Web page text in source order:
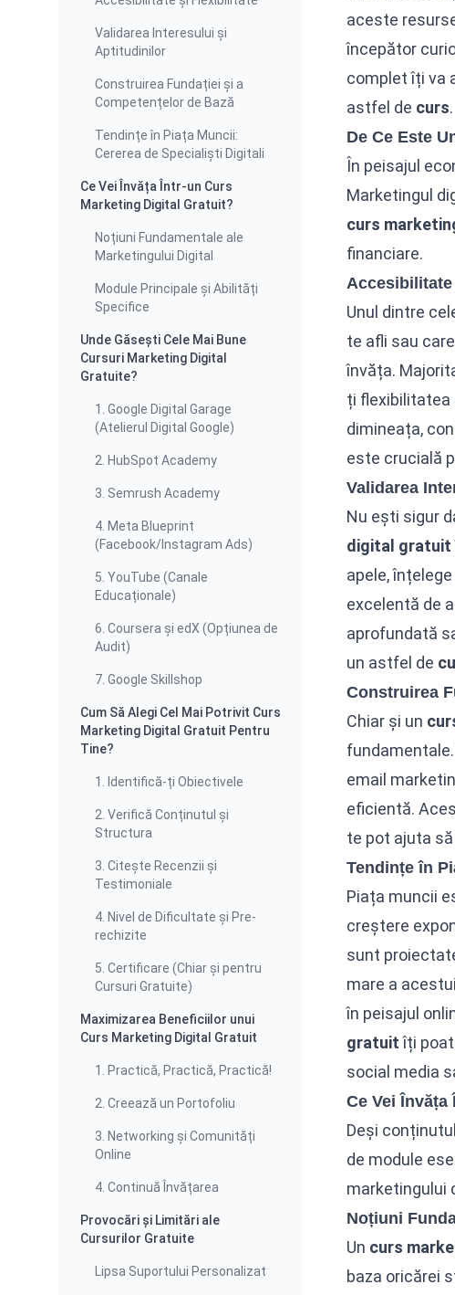
Validarea Interesului și
Aptitudinilor
Construirea Fundației și a
Competențelor de Bază
Tendințe în Piața Muncii:
Cererea de Specialiști Digitali
Ce Vei Învăța Într-un Curs
Marketing Digital Gratuit?
Noțiuni Fundamentale ale
Marketingului Digital
Module Principale și Abilități
Specifice
Unde Găsești Cele Mai Bune
Cursuri Marketing Digital
Gratuite?
1. Google Digital Garage
(Atelierul Digital Google)
2. HubSpot Academy
3. Semrush Academy
4. Meta Blueprint
(Facebook/Instagram Ads)
5. YouTube (Canale
Educaționale)
6. Coursera și edX (Opțiunea de
Audit)
7. Google Skillshop
Cum Să Alegi Cel Mai Potrivit Curs
Marketing Digital Gratuit Pentru
Tine?
1. Identifică-ți Obiectivele
2. Verifică Conținutul și
Structura
3. Citește Recenzii și
Testimoniale
4. Nivel de Dificultate și Pre-
rechizite
5. Certificare (Chiar și pentru
Cursuri Gratuite)
Maximizarea Beneficiilor unui
Curs Marketing Digital Gratuit
1. Practică, Practică, Practică!
2. Creează un Portofoliu
3. Networking și Comunități
Online
4. Continuă Învățarea
Provocări și Limitări ale
Cursurilor Gratuite
Lipsa Suportului Personalizat
aceste
începător
complet îți va
astfel de curs.
De Ce Este
În peisajul
Marketingul
curs
financiare.
Unul dintre
te afli sau
învăța.
ți flexibilitatea
dimineața,
este crucială
Validarea
Nu ești sigur
digital gratuit
apele,
excelentă de
aprofundată
un astfel de
Construirea
Chiar și un
email
eficientă.
te pot ajuta
Tendințe în
Piața muncii
creștere
sunt
mare a
în peisajul
gratuitîți
social media
Ce Vei
Deși
de module
marketingului
Noțiuni
Un curs
baza oricărei